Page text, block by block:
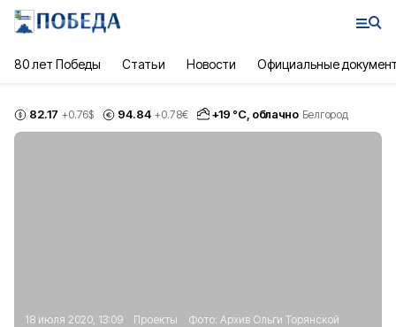
80 лет Победы Статьи Новости Официальные
82.17 +0.76$ 94.84 +0.78€ +19 °С, облачно Белгород
18 июля 2020, 13:09 Проекты Фото: Архив Ольги Торянской